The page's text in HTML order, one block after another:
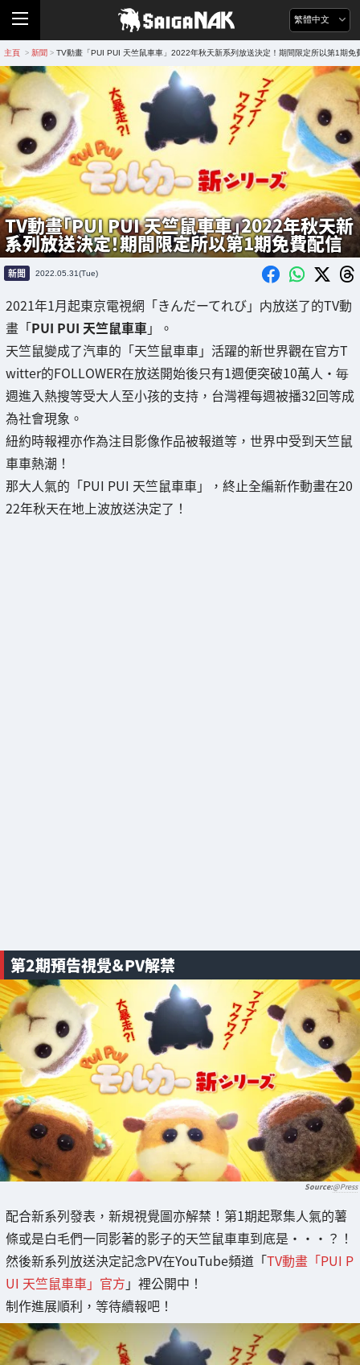
繁體中文
主頁 > 新聞 > TV動畫「PUI PUI 天竺鼠車車」2022年秋天新系列放送決定！期間限定所以第1期免
TV動畫「PUI PUI 天竺鼠車車」2022年秋天新
系列放送決定！期間限定所以第1期免費配信
新聞 2022.05.31(Tue)
2021年1月起東京電視網「きんだーてれび」内放送了的TV動
畫「PUI PUI 天竺鼠車車」。
天竺鼠變成了汽車的「天竺鼠車車」活躍的新世界觀在官方T
witter的FOLLOWER在放送開始後只有1週便突破10萬人・毎
週進入熱搜等受大人至小孩的支持，台灣裡每週被播32回等成
為社會現象。
紐約時報裡亦作為注目影像作品被報道等，世界中受到天竺鼠
車車熱潮！
那大人氣的「PUI PUI 天竺鼠車車」，終止全編新作動畫在20
22年秋天在地上波放送決定了！
第2期預告視覺＆PV解禁
@Press
配合新系列發表，新規視覺圖亦解禁！第1期起聚集人氣的薯
條或是白毛們一同影著的影子的天竺鼠車車到底是・・・？！
然後新系列放送決定記念PV在YouTube頻道「TV動畫「PUI P
UI 天竺鼠車車」官方 」裡公開中！
制作進展順利，等待續報吧！